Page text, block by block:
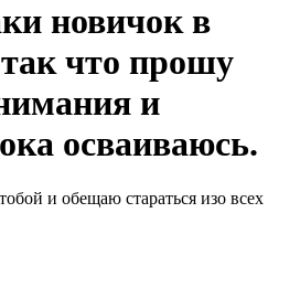
новичок в
что прошу
и
осваиваюсь.
и обещаю стараться изо всех